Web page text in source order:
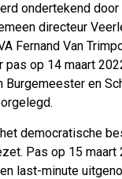
ondertekend
directeur
Fernand Van
pas op 14 maart
Burgemeester en
democratische
Pas op 15 maart
last-minute